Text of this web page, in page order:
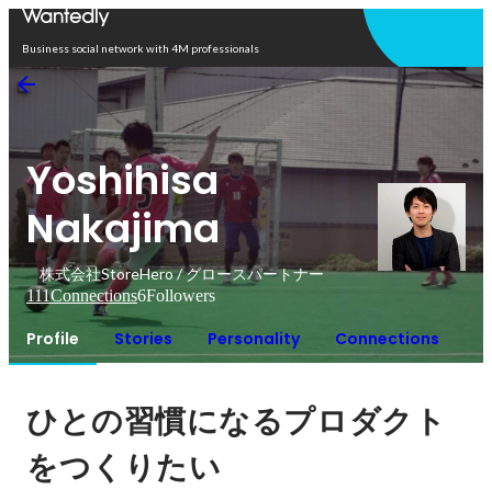
Business social network with 4M professionals
Yoshihisa
Nakajima
株式会社StoreHero / グロースパートナー
111Connections6Followers
Profile Stories Personality Connections
ひとの習慣になるプロダクト
をつくりたい